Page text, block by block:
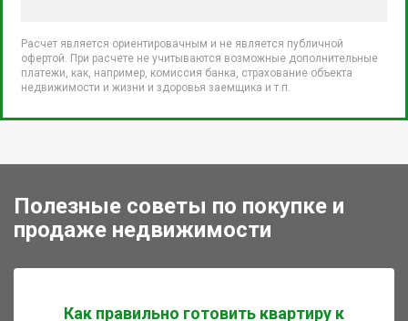
Расчет является ориентировачным и не является публичной
офертой. При расчете не учитываются возможные дополнительные
платежи, как, например, комиссия банка, страхование объекта
недвижимости и жизни и здоровья заемщика и т.п.
Полезные советы по покупке и
продаже недвижимости
Как правильно готовить квартиру к